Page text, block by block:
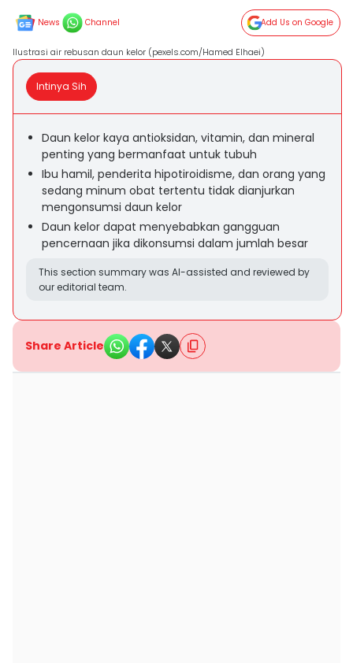
News Channel Add Us on Google
Ilustrasi air rebusan daun kelor (pexels.com/Hamed Elhaei)
Intinya Sih
Daun kelor kaya antioksidan, vitamin, dan mineral
penting yang bermanfaat untuk tubuh
Ibu hamil, penderita hipotiroidisme, dan orang yang
sedang minum obat tertentu tidak dianjurkan
mengonsumsi daun kelor
Daun kelor dapat menyebabkan gangguan
pencernaan jika dikonsumsi dalam jumlah besar
This section summary was AI-assisted and reviewed by
our editorial team.
Share Article